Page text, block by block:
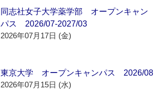
同志社女子大学薬学部 オープンキャン
パス 2026/07-2027/03
2026年07月17日 (金)
東京大学 オープンキャンパス 2026/08
2026年07月15日 (水)